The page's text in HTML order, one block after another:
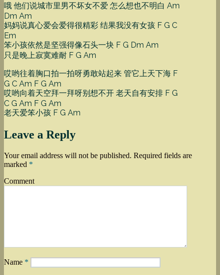
哦 他们说城市里男不坏女不爱 怎么想也不明白 Am
Dm Am
妈妈说真心爱会爱得很精彩 结果我没有女孩 F G C
Em
笨小孩依然是坚强得像石头一块 F G Dm Am
只是晚上寂寞难耐 F G Am
哎哟往着胸口拍一拍呀勇敢站起来 管它上天下海 F
G C Am F G Am
哎哟向着天空拜一拜呀别想不开 老天自有安排 F G
C G Am F G Am
老天爱笨小孩 F G Am
Leave a Reply
Your email address will not be published. Required fields are
marked *
Comment
Name *